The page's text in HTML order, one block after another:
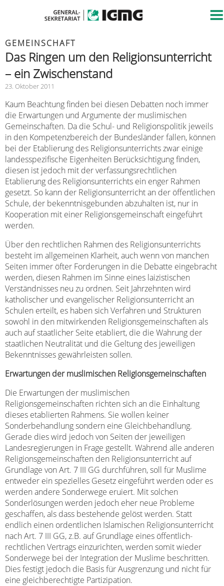
GEMEINSCHAFT
Das Ringen um den Religionsunterricht
– ein Zwischenstand
23. Oktober 2011
Kaum Beachtung finden bei diesen Debatten noch immer
die Erwartungen und Argumente der muslimischen
Gemeinschaften. Da die Schul- und Religionspolitik jeweils
in den Kompetenzbereich der Bundesländer fallen, können
bei der Etablierung des Religionsunterrichts zwar einige
landesspezifische Eigenheiten Berücksichtigung finden,
diesen ist jedoch mit der verfassungsrechtlichen
Etablierung des Religionsunterrichts ein enger Rahmen
gesetzt. So kann der Religionsunterricht an der öffentlichen
Schule, der bekenntnisgebunden abzuhalten ist, nur in
Kooperation mit einer Religionsgemeinschaft eingeführt
werden.
Über den rechtlichen Rahmen des Religionsunterrichts
besteht im allgemeinen Klarheit, auch wenn von manchen
Seiten immer öfter Forderungen in die Debatte eingebracht
werden, diesen Rahmen im Sinne eines laizistischen
Verständnisses neu zu ordnen. Seit Jahrzehnten wird
katholischer und evangelischer Religionsunterricht an
Schulen erteilt, es haben sich Verfahren und Strukturen
sowohl in den mitwirkenden Religionsgemeinschaften als
auch auf staatlicher Seite etabliert, die die Wahrung der
staatlichen Neutralität und die Geltung des jeweiligen
Bekenntnisses gewährleisten sollen.
Erwartungen der muslimischen Religionsgemeinschaften
Die Erwartungen der muslimischen
Religionsgemeinschaften richten sich an die Einhaltung
dieses etablierten Rahmens. Sie wollen keiner
Sonderbehandlung sondern eine Gleichbehandlung.
Gerade dies wird jedoch von Seiten der jeweiligen
Landesregierungen in Frage gestellt. Während alle anderen
Religionsgemeinschaften den Religionsunterricht auf
Grundlage von Art. 7 III GG durchführen, soll für Muslime
entweder ein spezielles Gesetz eingeführt werden oder es
werden andere Sonderwege eruiert. Mit solchen
Sonderlösungen werden jedoch eher neue Probleme
geschaffen, als dass bestehende gelöst werden. Statt
endlich einen ordentlichen Islamischen Religionsunterricht
nach Art. 7 III GG, z.B. auf Grundlage eines öffentlich-
rechtlichen Vertrags einzurichten, werden somit wieder
Sonderwege bei der Integration der Muslime beschritten.
Dies festigt jedoch die Basis für Ausgrenzung und nicht für
eine gleichberechtigte Partizipation.